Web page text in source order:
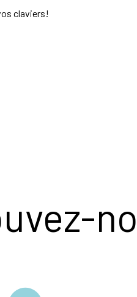
claviers!